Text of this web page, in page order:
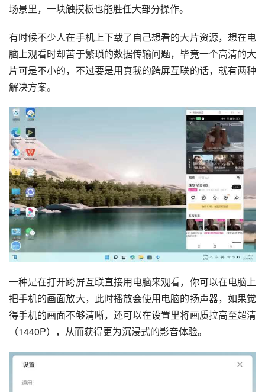
场景里，一块触摸板也能胜任大部分操作。
有时候不少人在手机上下载了自己想看的大片资源，想在电
脑上观看时却苦于繁琐的数据传输问题，毕竟一个高清的大
片可是不小的，不过要是用真我的跨屏互联的话，就有两种
解决方案。
一种是在打开跨屏互联直接用电脑来观看，你可以在电脑上
把手机的画面放大，此时播放会使用电脑的扬声器，如果觉
得手机的画面不够清晰，还可以在设置里将画质拉高至超清
（1440P），从而获得更为沉浸式的影音体验。